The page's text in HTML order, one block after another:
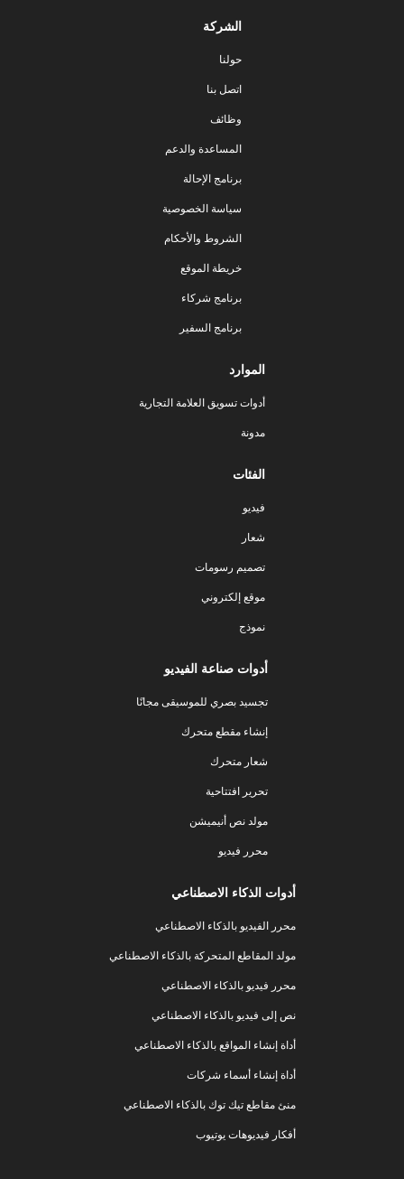
الشركة
حولنا
اتصل بنا
وظائف
المساعدة والدعم
برنامج الإحالة
سياسة الخصوصية
الشروط والأحكام
خريطة الموقع
برنامج شركاء
برنامج السفير
الموارد
أدوات تسويق العلامة التجارية
مدونة
الفئات
فيديو
شعار
تصميم رسومات
موقع إلكتروني
نموذج
أدوات صناعة الفيديو
تجسيد بصري للموسيقى مجانًا
إنشاء مقطع متحرك
شعار متحرك
تحرير افتتاحية
مولد نص أنيميشن
محرر فيديو
أدوات الذكاء الاصطناعي
محرر الفيديو بالذكاء الاصطناعي
مولد المقاطع المتحركة بالذكاء الاصطناعي
محرر فيديو بالذكاء الاصطناعي
نص إلى فيديو بالذكاء الاصطناعي
أداة إنشاء المواقع بالذكاء الاصطناعي
أداة إنشاء أسماء شركات
منئ مقاطع تيك توك بالذكاء الاصطناعي
أفكار فيديوهات يوتيوب